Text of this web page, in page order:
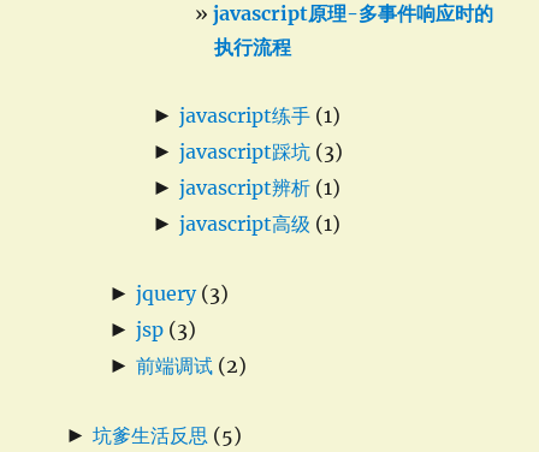
javascript原理-多事件响应时的
执行流程
► javascript练手 (1)
► javascript踩坑 (3)
► javascript辨析 (1)
► javascript高级 (1)
► jquery(3)
► jsp (3)
► 前端调试 (2)
► 坑爹生活反思 (5)